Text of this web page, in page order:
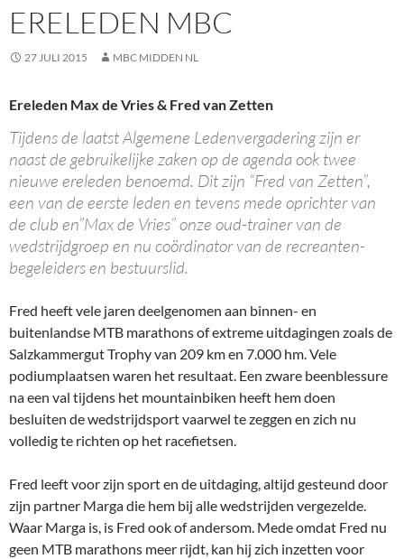
ERELEDEN MBC
27 JULI 2015 MBC MIDDEN NL
Ereleden Max de Vries & Fred van Zetten
Tijdens de laatst Algemene Ledenvergadering zijn er
naast de gebruikelijke zaken op de agenda ook twee
nieuwe ereleden benoemd. Dit zijn “Fred van Zetten”,
een van de eerste leden en tevens mede oprichter van
de club en”Max de Vries” onze oud-trainer van de
wedstrijdgroep en nu coördinator van de recreanten-
begeleiders en bestuurslid.
Fred heeft vele jaren deelgenomen aan binnen- en
buitenlandse MTB marathons of extreme uitdagingen zoals de
Salzkammergut Trophy van 209 km en 7.000 hm. Vele
podiumplaatsen waren het resultaat. Een zware beenblessure
na een val tijdens het mountainbiken heeft hem doen
besluiten de wedstrijdsport vaarwel te zeggen en zich nu
volledig te richten op het racefietsen.
Fred leeft voor zijn sport en de uitdaging, altijd gesteund door
zijn partner Marga die hem bij alle wedstrijden vergezelde.
Waar Marga is, is Fred ook of andersom. Mede omdat Fred nu
geen MTB marathons meer rijdt, kan hij zich inzetten voor